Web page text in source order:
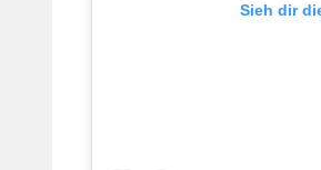
Sieh dir